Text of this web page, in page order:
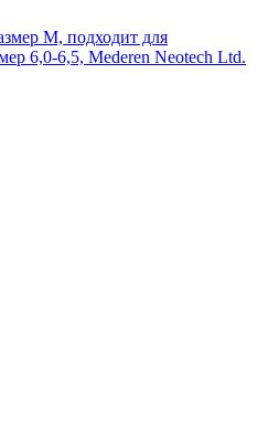
М, подходит для
6,0-6,5, Mederen Neotech Ltd.